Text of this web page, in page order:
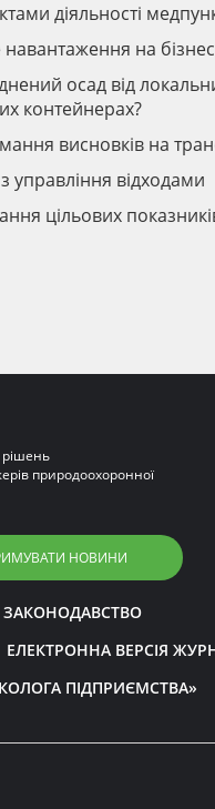
діяльності
на
осад від
контейнерах?
висновків на
управління відходами
цільових
природоохоронної
НОВИНИ
ЗАКОНОДАВСТВО
ЕЛЕКТРОННА ВЕРСІЯ
ПІДПРИЄМСТВА»